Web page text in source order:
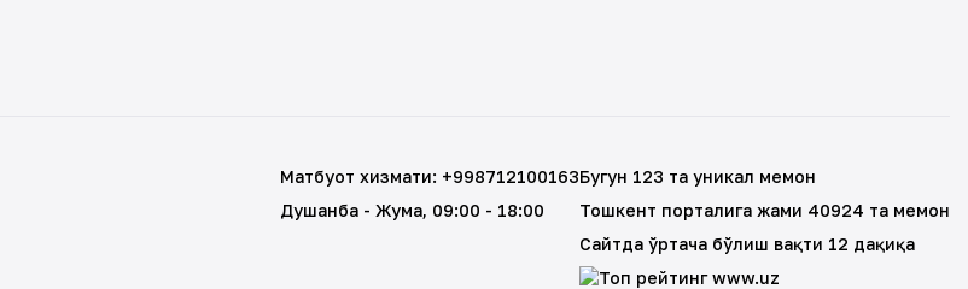
Матбуот хизмати: +998712100163
Душанба - Жума, 09:00 - 18:00
Бугун 123 та уникал меҳмон
Тошкент порталига жами 40924 та меҳмон
Сайтда ўртача бўлиш вақти 12 дақиқа